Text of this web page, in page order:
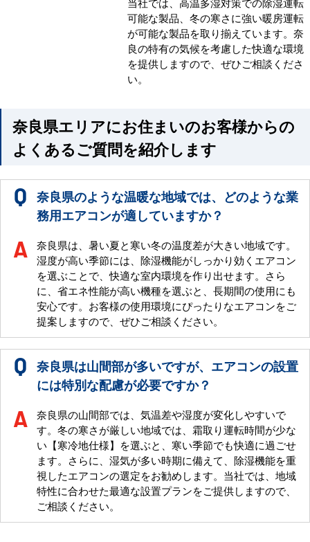
可能な製品、冬の寒さに強い暖房運転
が可能な製品を取り揃えています。奈
良の特有の気候を考慮した快適な環境
を提供しますので、ぜひご相談くださ
い。
奈良県エリアにお住まいのお客様からの
よくあるご質問を紹介します
奈良県のような温暖な地域では、どのような業
務用エアコンが適していますか？
奈良県は、暑い夏と寒い冬の温度差が大きい地域です。
湿度が高い季節には、除湿機能がしっかり効くエアコン
を選ぶことで、快適な室内環境を作り出せます。さら
に、省エネ性能が高い機種を選ぶと、長期間の使用にも
安心です。お客様の使用環境にぴったりなエアコンをご
提案しますので、ぜひご相談ください。
奈良県は山間部が多いですが、エアコンの設置
には特別な配慮が必要ですか？
奈良県の山間部では、気温差や湿度が変化しやすいで
す。冬の寒さが厳しい地域では、霜取り運転時間が少な
い【寒冷地仕様】を選ぶと、寒い季節でも快適に過ごせ
ます。さらに、湿気が多い時期に備えて、除湿機能を重
視したエアコンの選定をお勧めします。当社では、地域
特性に合わせた最適な設置プランをご提供しますので、
ご相談ください。